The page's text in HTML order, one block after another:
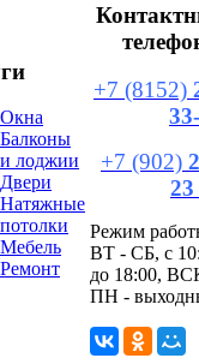
Окна
Балконы
и лоджии
Двери
Натяжные
потолки
Мебель
Ремонт
+7 (8152)
+7 (902)
23
Режим
ВТ - СБ, с
до 18:00,
ПН -